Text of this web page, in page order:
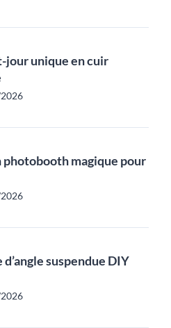
jour unique en cuir
photobooth magique pour
d’angle suspendue DIY